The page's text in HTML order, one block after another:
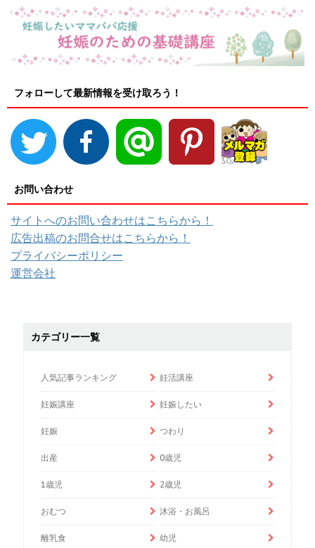
フォローして最新情報を受け取ろう！
お問い合わせ
サイトへのお問い合わせはこちらから！
広告出稿のお問合せはこちらから！
プライバシーポリシー
運営会社
カテゴリー一覧
人気記事ランキング 妊活講座
妊娠講座 妊娠したい
妊娠 つわり
出産 0歳児
1歳児 2歳児
おむつ 沐浴・お風呂
離乳食 幼児